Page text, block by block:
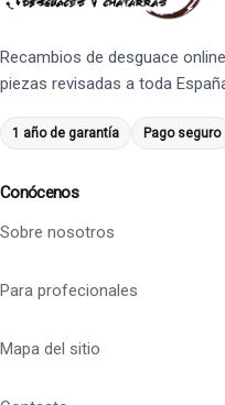
Recambios de desguace
piezas revisadas a toda
1 año de garantía Pago seguro
Conócenos
Sobre nosotros
Para profecionales
Mapa del sitio